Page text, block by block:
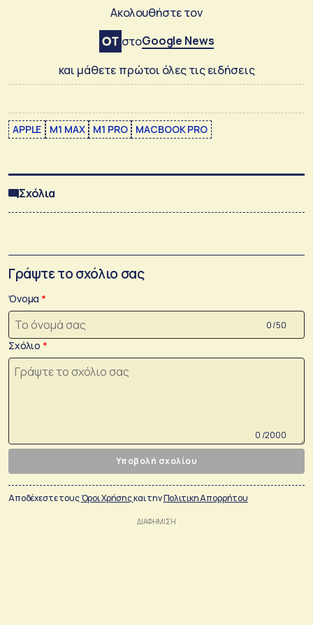
Ακολουθήστε τον
στοGoogle News
και μάθετε πρώτοι όλες τις ειδήσεις
APPLE M1 MAX M1 PRO MACBOOK PRO
Σχόλια
Γράψτε το σχόλιο σας
Όνομα
0 /50
Σχόλιο
0 /2000
Υποβολή σχολίου
Αποδέχεστε τουςΌροι Χρήσηςκαι τηνΠολιτικη Απορρήτου